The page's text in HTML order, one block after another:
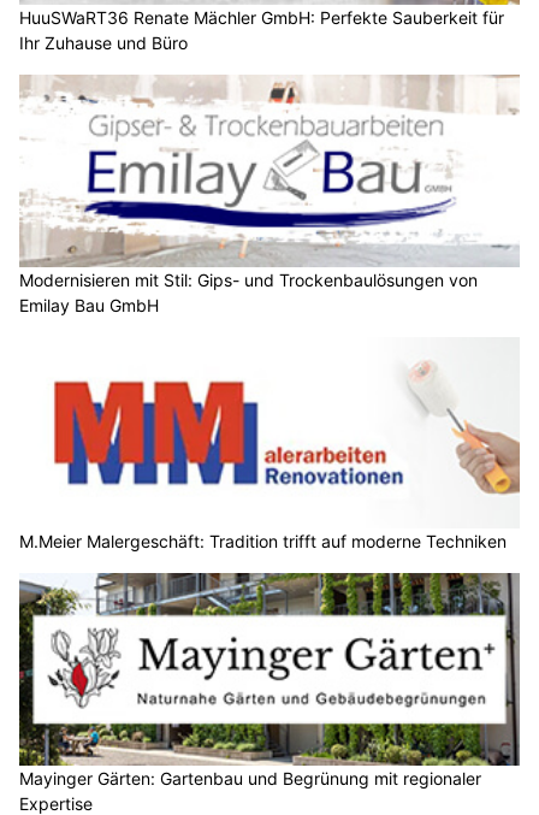
HuuSWaRT36 Renate Mächler GmbH: Perfekte Sauberkeit für
Ihr Zuhause und Büro
Modernisieren mit Stil: Gips- und Trockenbaulösungen von
Emilay Bau GmbH
M.Meier Malergeschäft: Tradition trifft auf moderne Techniken
Mayinger Gärten: Gartenbau und Begrünung mit regionaler
Expertise